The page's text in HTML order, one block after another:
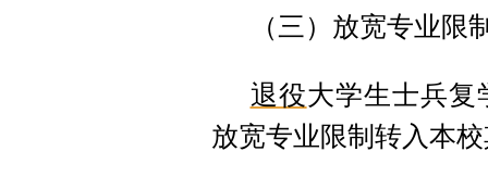
（三）放宽专业限
退役大学生士兵复
放宽专业限制转入本